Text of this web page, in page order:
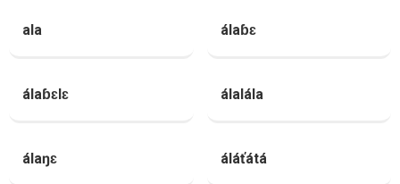
ala álaɓɛ
álaɓɛlɛ álalála
álaŋɛ áláťátá